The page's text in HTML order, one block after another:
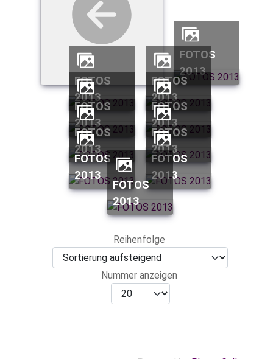
FOTOS
2013
FOTOS
2013
FOTOS
2013
FOTOS
2013
FOTOS
2013
FOTOS
2013
FOTOS
2013
FOTOS
2013
FOTOS
2013
FOTOS
2013
Reihenfolge
Nummer anzeigen